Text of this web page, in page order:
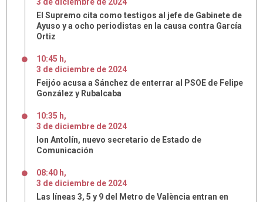
El Supremo cita como testigos al jefe de Gabinete de
Ayuso y a ocho periodistas en la causa contra García
Ortiz
10:45 h,
3 de diciembre de 2024
Feijóo acusa a Sánchez de enterrar al PSOE de Felipe
González y Rubalcaba
10:35 h,
3 de diciembre de 2024
Ion Antolín, nuevo secretario de Estado de
Comunicación
08:40 h,
3 de diciembre de 2024
Las líneas 3, 5 y 9 del Metro de València entran en